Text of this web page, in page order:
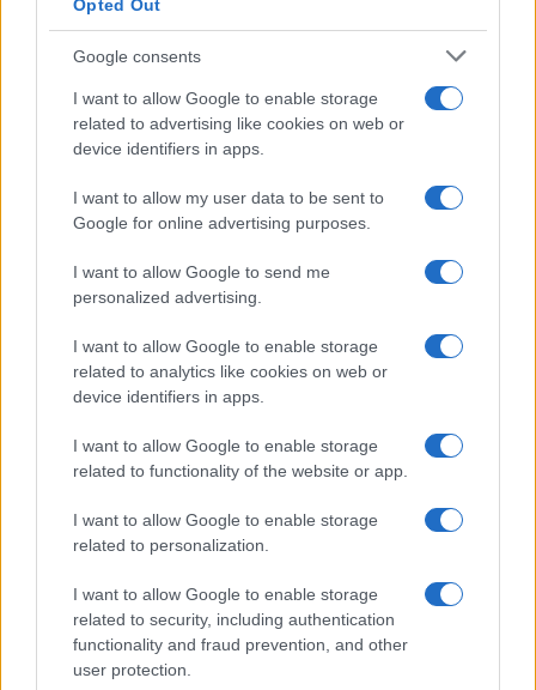
Opted Out
Google consents
I want to allow Google to enable storage
related to advertising like cookies on web or
device identifiers in apps.
I want to allow my user data to be sent to
Google for online advertising purposes.
I want to allow Google to send me
personalized advertising.
I want to allow Google to enable storage
related to analytics like cookies on web or
device identifiers in apps.
I want to allow Google to enable storage
related to functionality of the website or app.
I want to allow Google to enable storage
related to personalization.
I want to allow Google to enable storage
related to security, including authentication
functionality and fraud prevention, and other
user protection.
VIJESTI
29.03.26. 12:01
Ruskinje uvijek imaju najljepša crvena jaja: